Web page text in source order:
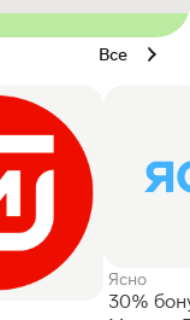
Все
Ясно
30%